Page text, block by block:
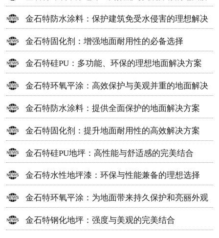
决方案
金石特防水涂料：保护建筑免受水侵害的理想解决
方案
金石特固化剂：增强地面耐用性的必备选择
金石特硅PU：多功能、环保的理想地面解决方案
金石特环氧平涂：高效保护与美观并重的地面解决
方案
金石特防水涂料：提供全面保护的地面解决方案
金石特固化剂：提升地面耐用性的高效解决方案
金石特硅PU地坪：高性能与舒适感的完美结合
金石特水性地坪漆：环保与性能兼备的理想选择
金石特环氧平涂：为地面带来持久保护和亮丽外观
金石特钢化地坪：强度与美观的完美结合